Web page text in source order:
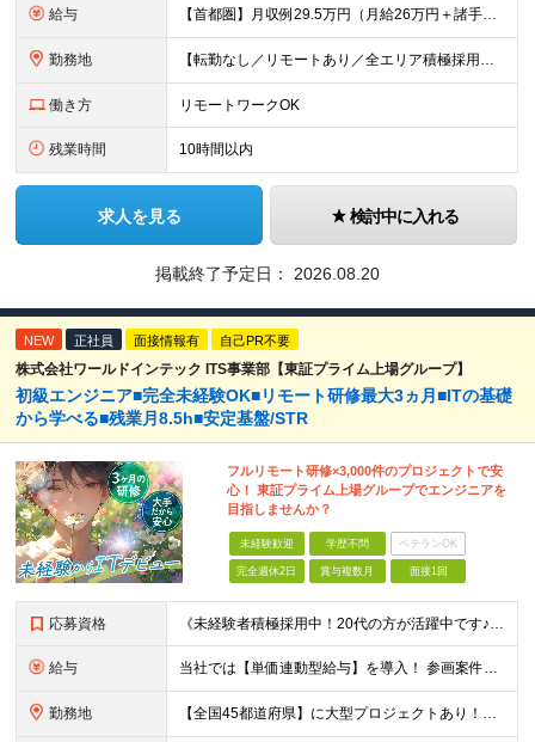
給与 【首都圏】月収例29.5万円（月給26万円＋諸手当） 【東海・関西】月収例28.5万円（月給25万円＋諸手当） 【九州】月収例26万円（月給23万円＋諸手当） ※経験・スキル・前職給与を踏まえ、総合
勤務地 【転勤なし／リモートあり／全エリア積極採用中】 ・大手企業のプロジェクトが中心 ・勤務エリアは希望を考慮し決定 ・研修はリモートメインで実施します ・U&Iターンの方も大歓迎◎ ＜主なエリア＞ ■首
働き方 リモートワークOK
残業時間 10時間以内
求人を見る 検討中に入れる
掲載終了予定日： 2026.08.20
NEW 正社員 面接情報有 自己PR不要
株式会社ワールドインテック ITS事業部【東証プライム上場グループ】
初級エンジニア■完全未経験OK■リモート研修最大3ヵ月■ITの基礎
から学べる■残業月8.5h■安定基盤/STR
フルリモート研修×3,000件のプロジェクトで安
心！ 東証プライム上場グループでエンジニアを
目指しませんか？
未経験歓迎 学歴不問 ベテランOK
完全週休2日 賞与複数月 面接1回
応募資格 《未経験者積極採用中！20代の方が活躍中です♪》 ◎約4割が実務未経験入社！ ■学歴・職歴は一切問いません！ ■第二新卒の方もお気軽にご相談ください♪ ■入社してから数年は、転勤の可能性があります
給与 当社では【単価連動型給与】を導入！ 参画案件の契約単価に連動して給与が決定。 還元率は単価の【70％～80％】と東証プライム上場グループとして高水準です！（社会保険料・教育コスト含む） ■関東：月給
勤務地 【全国45都道府県】に大型プロジェクトあり！※ 四国・沖縄を除く 主要勤務地： 北海道/宮城県/栃木県/埼玉県/千葉県/東京都/神奈川県/愛知県/大阪府/京都府/兵庫県/広島県/福岡県/熊本県 ※勤